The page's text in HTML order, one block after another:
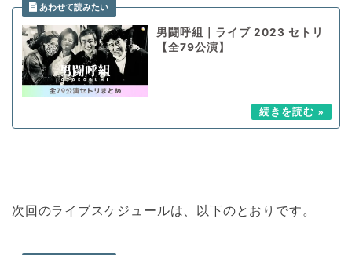
男闘呼組｜ライブ 2023 セトリ
【全79公演】
次回のライブスケジュールは、以下のとおりです。